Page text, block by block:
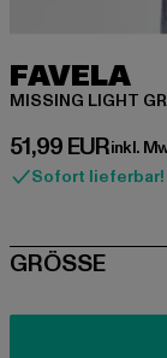
FAVELA
MISSING LIGHT
51,99 EUR
Derzeitigerinkl.
Sofort lieferbar!
SIZE
GRÖSSE